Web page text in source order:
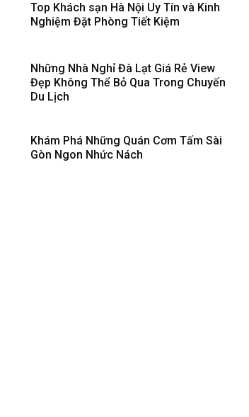
Top Khách sạn Hà Nội Uy Tín và Kinh
Nghiệm Đặt Phòng Tiết Kiệm
Những Nhà Nghỉ Đà Lạt Giá Rẻ View
Đẹp Không Thể Bỏ Qua Trong Chuyến
Du Lịch
Khám Phá Những Quán Cơm Tấm Sài
Gòn Ngon Nhức Nách